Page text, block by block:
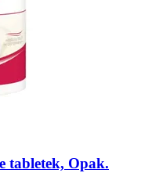
tabletek, Opak.